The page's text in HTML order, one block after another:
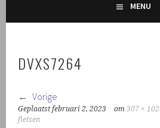
MENU
DVXS7264
Vorige
Geplaatstfebruari 2, 2023 om307 ×
fietsen